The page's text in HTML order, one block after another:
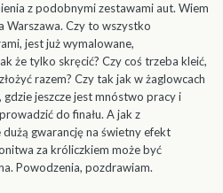
z podobnymi zestawami aut. Wiem
Warszawa. Czy to wszystko
jest już wymalowane,
że tylko skręcić? Czy coś trzeba kleić,
razem? Czy tak jak w żaglowcach
jeszcze jest mnóstwo pracy i
do finału. A jak z
gwarancję na świetny efekt
za króliczkiem może być
Powodzenia, pozdrawiam.